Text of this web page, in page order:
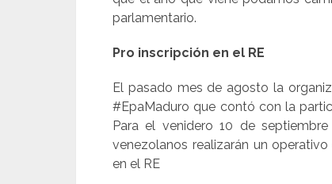
parlamentario.
Pro inscripción en el RE
El pasado mes de agosto la
#EpaMaduro que contó con la
Para el venidero 10 de
venezolanos realizarán un
en el RE